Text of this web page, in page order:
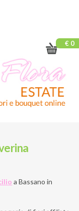
€ 0
a Bassano in